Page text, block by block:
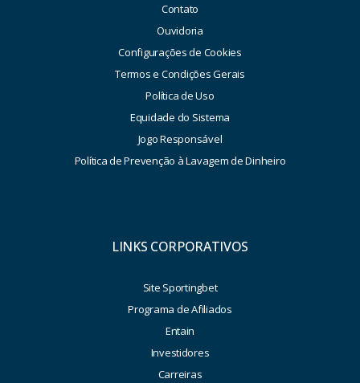
Contato
Ouvidoria
Configurações de Cookies
Termos e Condições Gerais
Política de Uso
Equidade do Sistema
Jogo Responsável
Política de Prevenção à Lavagem de Dinheiro
LINKS CORPORATIVOS
Site Sportingbet
Programa de Afiliados
Entain
Investidores
Carreiras